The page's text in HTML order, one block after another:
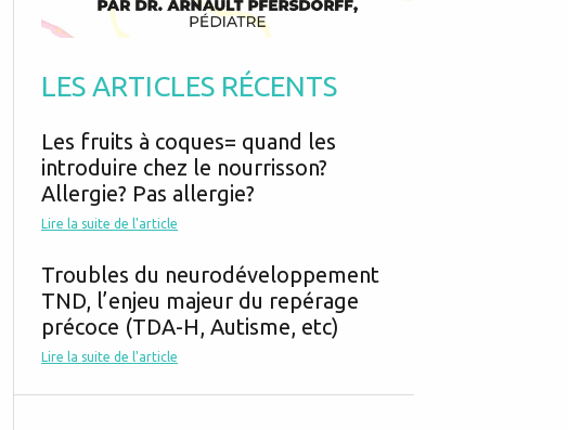
Toutes les vidéos du Dr Pfersdorff sur le sommeil #La Maison des Maternelles
LES ARTICLES RÉCENTS
Les fruits à coques= quand les
introduire chez le nourrisson?
Allergie? Pas allergie?
Lire la suite de l'article
Troubles du neurodéveloppement
TND, l’enjeu majeur du repérage
précoce (TDA-H, Autisme, etc)
Lire la suite de l'article